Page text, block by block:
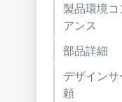
製品環境コ
アンス
部品詳細
デザイン
頼